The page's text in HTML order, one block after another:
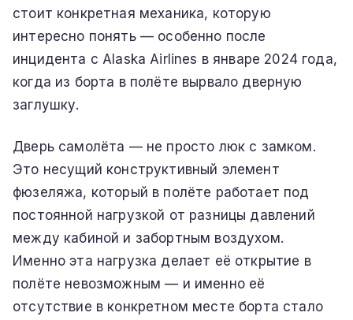
стоит конкретная механика, которую
интересно понять — особенно после
инцидента с Alaska Airlines в январе 2024 года,
когда из борта в полёте вырвало дверную
заглушку.
Дверь самолёта — не просто люк с замком.
Это несущий конструктивный элемент
фюзеляжа, который в полёте работает под
постоянной нагрузкой от разницы давлений
между кабиной и забортным воздухом.
Именно эта нагрузка делает её открытие в
полёте невозможным — и именно её
отсутствие в конкретном месте борта стало